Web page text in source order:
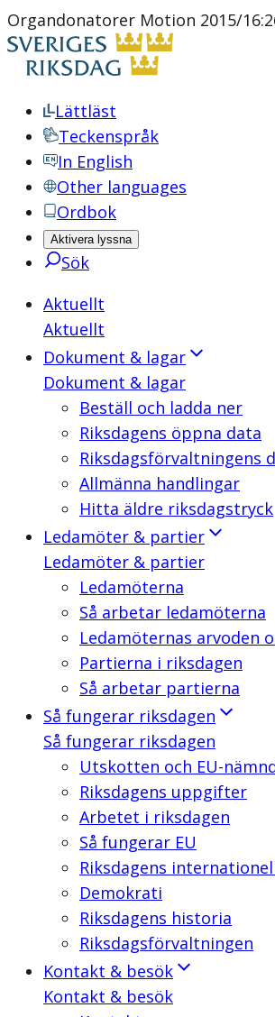
Organdonatorer Motion 2015/
Lättläst
Teckenspråk
In English
Other languages
Ordbok
Aktivera lyssna
Sök
Aktuellt
Aktuellt
Dokument & lagar
Dokument & lagar
Beställ och ladda ner
Riksdagens öppna data
Riksdagsförvaltningens
Allmänna handlingar
Hitta äldre riksdagstryck
Ledamöter & partier
Ledamöter & partier
Ledamöterna
Så arbetar ledamöterna
Ledamöternas arvoden
Partierna i riksdagen
Så arbetar partierna
Så fungerar riksdagen
Så fungerar riksdagen
Utskotten och EU-
Riksdagens uppgifter
Arbetet i riksdagen
Så fungerar EU
Riksdagens
Demokrati
Riksdagens historia
Riksdagsförvaltningen
Kontakt & besök
Kontakt & besök